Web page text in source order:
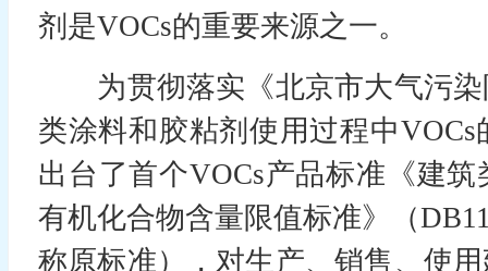
剂是VOCs的重要来源之一。
为贯彻落实《北京市大气污染
类涂料和胶粘剂使用过程中
出台了首个VOCs产品标准《建
有机化合物含量限值标准》（
称原标准），对生产、销售、使